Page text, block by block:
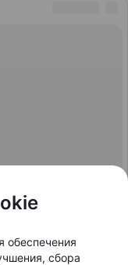
обеспечения
сбора